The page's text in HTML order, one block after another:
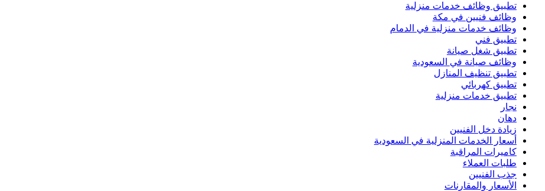
تطبيق وظائف خدمات منزلية
وظائف فنيين في مكة
وظائف خدمات منزلية في الدمام
تطبيق فني
تطبيق شغل صيانة
وظائف صيانة في السعودية
تطبيق تنظيف المنازل
تطبيق كهربائي
تطبيق خدمات منزلية
نجار
دهان
زيادة دخل الفنيين
أسعار الخدمات المنزلية في السعودية
كاميرات المراقبة
طلبات العملاء
جذب الفنيين
الأسعار والمقارنات